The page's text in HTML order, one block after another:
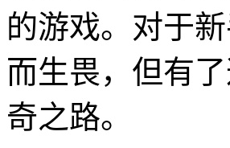
的游戏。对于
而生畏，但有
奇之路。